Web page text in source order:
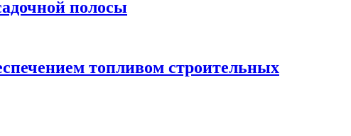
полосы
топливом строительных